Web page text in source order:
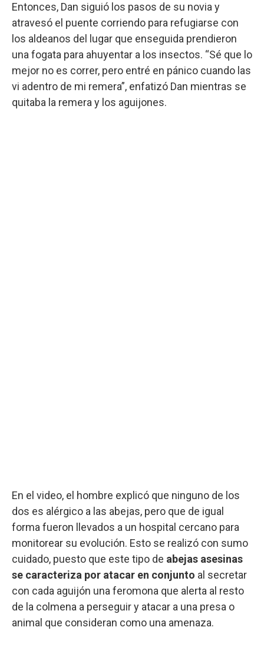
Entonces, Dan siguió los pasos de su novia y
atravesó el puente corriendo para refugiarse con
los aldeanos del lugar que enseguida prendieron
una fogata para ahuyentar a los insectos. “Sé que lo
mejor no es correr, pero entré en pánico cuando las
vi adentro de mi remera”, enfatizó Dan mientras se
quitaba la remera y los aguijones.
En el video, el hombre explicó que ninguno de los
dos es alérgico a las abejas, pero que de igual
forma fueron llevados a un hospital cercano para
monitorear su evolución. Esto se realizó con sumo
cuidado, puesto que este tipo de abejas asesinas
se caracteriza por atacar en conjunto al secretar
con cada aguijón una feromona que alerta al resto
de la colmena a perseguir y atacar a una presa o
animal que consideran como una amenaza.